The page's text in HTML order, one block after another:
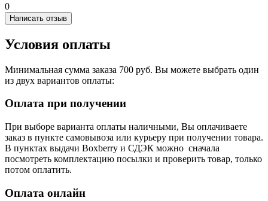
0
Написать отзыв
Условия оплаты
Минимальная сумма заказа 700 руб. Вы можете выбрать один
из двух вариантов оплаты:
Оплата при получении
При выборе варианта оплаты наличными, Вы оплачиваете
заказ в пункте самовывоза или курьеру при получении товара.
В пунктах выдачи Boxberry и СДЭК можно сначала
посмотреть комплектацию посылки и проверить товар, только
потом оплатить.
Оплата онлайн